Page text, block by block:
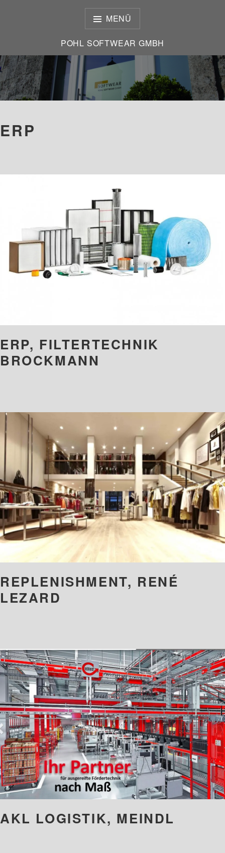
MENÜ
POHL SOFTWEAR GMBH
POHL SOFTWEAR GMBH
ERP
ERP, FILTERTECHNIK
BROCKMANN
REPLENISHMENT, RENÉ
LEZARD
AKL LOGISTIK, MEINDL